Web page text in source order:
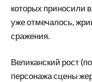
которых приносили
уже отмечалось,
сражения.
Великанский рост
персонажа сцены